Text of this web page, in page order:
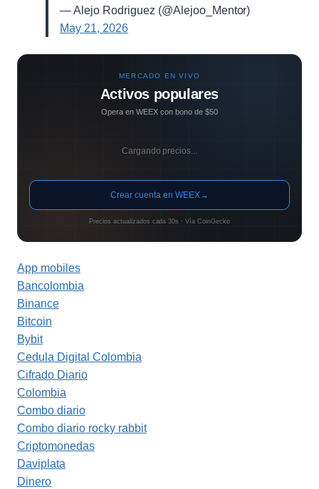
— Alejo Rodriguez (@Alejoo_Mentor)
May 21, 2026
MERCADO EN VIVO
Activos populares
Opera en WEEX con bono de $50
Cargando precios...
Crear cuenta en WEEX→
Precios actualizados cada 30s · Vía CoinGecko
App mobiles
Bancolombia
Binance
Bitcoin
Bybit
Cedula Digital Colombia
Cifrado Diario
Colombia
Combo diario
Combo diario rocky rabbit
Criptomonedas
Daviplata
Dinero